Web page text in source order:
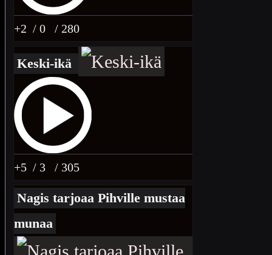
+2 / 0 / 280
Keski-ikä
+5 / 3 / 305
Nagis tarjoaa Pihville mustaa
munaa